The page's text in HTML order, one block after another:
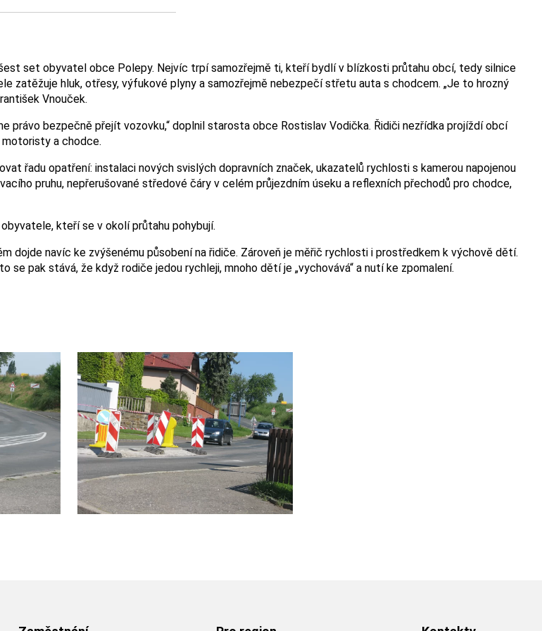
set obyvatel obce Polepy. Nejvíc trpí samozřejmě ti, kteří bydlí v blízkosti průtahu obcí, tedy silnice
zatěžuje hluk, otřesy, výfukové plyny a samozřejmě nebezpečí střetu auta s chodcem. „Je to hrozný
Vnouček.
právo bezpečně přejít vozovku,“ doplnil starosta obce Rostislav Vodička. Řidiči nezřídka projíždí obcí
a chodce.
řadu opatření: instalaci nových svislých dopravních značek, ukazatelů rychlosti s kamerou napojenou
pruhu, nepřerušované středové čáry v celém průjezdním úseku a reflexních přechodů pro chodce,
kteří se v okolí průtahu pohybují.
dojde navíc ke zvýšenému působení na řidiče. Zároveň je měřič rychlosti i prostředkem k výchově dětí.
pak stává, že když rodiče jedou rychleji, mnoho dětí je „vychovává“ a nutí ke zpomalení.